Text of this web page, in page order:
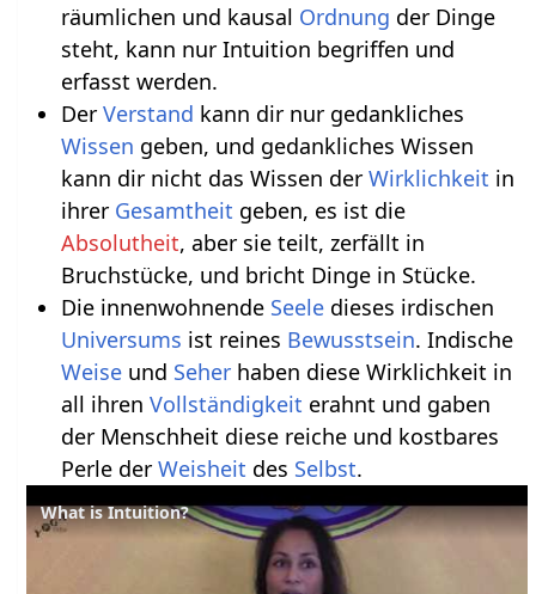
räumlichen und kausal Ordnung der Dinge
steht, kann nur Intuition begriffen und
erfasst werden.
Der Verstand kann dir nur gedankliches
Wissen geben, und gedankliches Wissen
kann dir nicht das Wissen der Wirklichkeit in
ihrer Gesamtheit geben, es ist die
Absolutheit, aber sie teilt, zerfällt in
Bruchstücke, und bricht Dinge in Stücke.
Die innenwohnende Seeledieses irdischen
Universums ist reines Bewusstsein. Indische
Weiseund Seherhaben diese Wirklichkeit in
all ihren Vollständigkeit erahnt und gaben
der Menschheit diese reiche und kostbares
Perle der Weisheit des Selbst.
What is Intuition?